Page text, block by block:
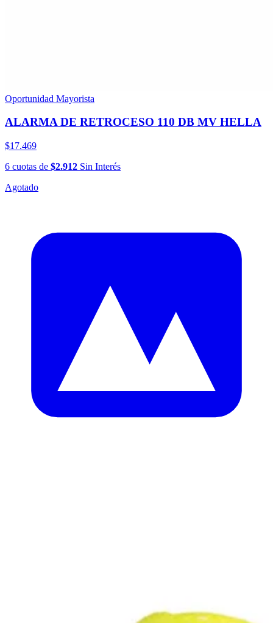
Oportunidad Mayorista
ALARMA DE RETROCESO 110 DB MV HELLA
$17.469
6 cuotas de $2.912 Sin Interés
Agotado